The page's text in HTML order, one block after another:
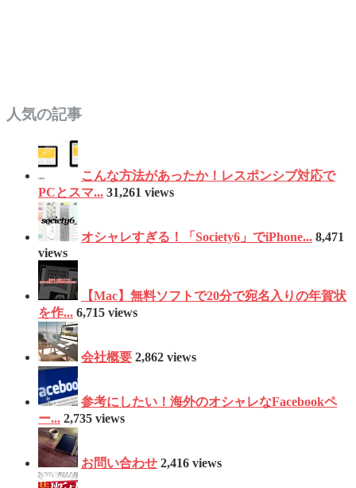
人気の記事
こんな方法があったか！レスポンシブ対応で
PCとスマ... 31,261 views
オシャレすぎる！「Society6」でiPhone... 8,471
views
【Mac】無料ソフトで20分で宛名入りの年賀状
を作... 6,715 views
会社概要 2,862 views
参考にしたい！海外のオシャレなFacebookペ
ー... 2,735 views
お問い合わせ 2,416 views